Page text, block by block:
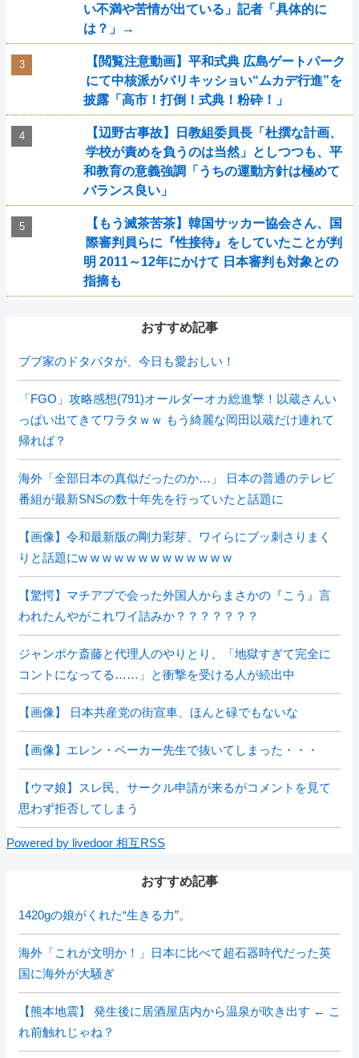
い不満や苦情が出ている」記者「具体的に
は？」→
【閲覧注意動画】平和式典 広島ゲートパーク
にて中核派がバリキッショい“ムカデ行進”を
披露「高市！打倒！式典！粉砕！」
【辺野古事故】日教組委員長「杜撰な計画、
学校が責めを負うのは当然」としつつも、平
和教育の意義強調「うちの運動方針は極めて
バランス良い」
【もう滅茶苦茶】韓国サッカー協会さん、国
際審判員らに『性接待』をしていたことが判
明 2011～12年にかけて 日本審判も対象との
指摘も
おすすめ記事
ブブ家のドタバタが、今日も愛おしい！
「FGO」攻略感想(791)オールダーオカ総進撃！以蔵さんい
っぱい出てきてワラタｗｗ もう綺麗な岡田以蔵だけ連れて
帰れば？
海外「全部日本の真似だったのか…」 日本の普通のテレビ
番組が最新SNSの数十年先を行っていたと話題に
【画像】令和最新版の剛力彩芽、ワイらにブッ刺さりまく
りと話題にw w w w w w w w w w w w w
【驚愕】マチアプで会った外国人からまさかの『こう』言
われたんやがこれワイ詰みか？？？？？？？
ジャンポケ斎藤と代理人のやりとり、「地獄すぎて完全に
コントになってる……」と衝撃を受ける人が続出中
【画像】 日本共産党の街宣車、ほんと碌でもないな
【画像】エレン・ベーカー先生で抜いてしまった・・・
【ウマ娘】スレ民、サークル申請が来るがコメントを見て
思わず拒否してしまう
Powered by livedoor 相互RSS
おすすめ記事
1420gの娘がくれた“生きる力”。
海外「これが文明か！」日本に比べて超石器時代だった英
国に海外が大騒ぎ
【熊本地震】 発生後に居酒屋店内から温泉が吹き出す ← こ
れ前触れじゃね？